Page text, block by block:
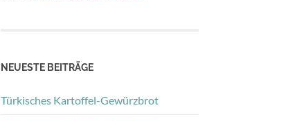
NEUESTE BEITRÄGE
Türkisches Kartoffel-Gewürzbrot